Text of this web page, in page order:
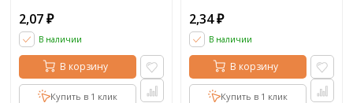
2,07 ₽
В наличии
В корзину
Купить в 1 клик
2,34 ₽
В наличии
В корзину
Купить в 1 клик